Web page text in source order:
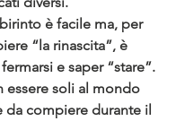
è facile ma, per
“la rinascita”, è
e saper “stare”.
essere soli al mondo
da compiere durante il